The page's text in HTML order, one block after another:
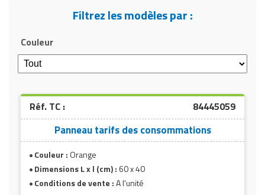
Panneau violet
Filtrez les modèles par :
Couleur
Réf. TC : 84445059
Panneau tarifs des consommations
Couleur : Orange
Dimensions L x l (cm) : 60 x 40
Conditions de vente :A l'unité